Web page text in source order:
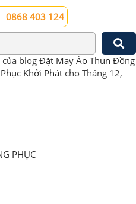
0868 403 124
của blog Đặt May Áo Thun Đồng
Khởi Phát cho Tháng 12,
PHỤC